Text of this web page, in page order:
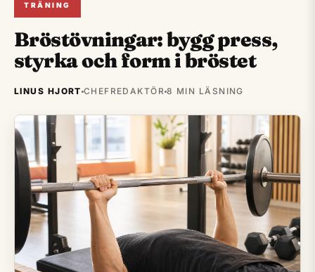
TRÄNING
Bröstövningar: bygg press,
styrka och form i bröstet
LINUS HJORT CHEFREDAKTÖR 8 MIN LÄSNING